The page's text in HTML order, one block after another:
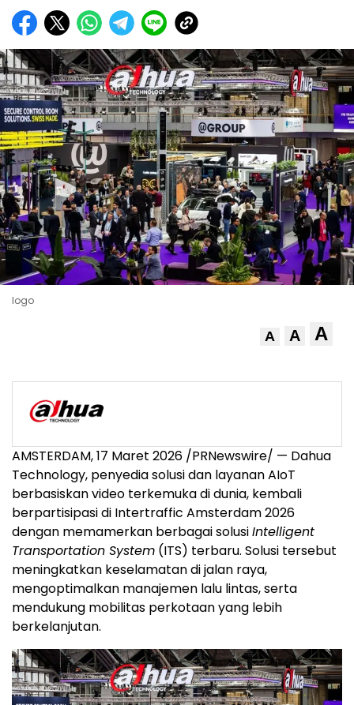
logo
A A A
AMSTERDAM, 17 Maret 2026 /PRNewswire/ — Dahua
Technology, penyedia solusi dan layanan AIoT
berbasiskan video terkemuka di dunia, kembali
berpartisipasi di Intertraffic Amsterdam 2026
dengan memamerkan berbagai solusiIntelligent
Transportation System (ITS) terbaru. Solusi tersebut
meningkatkan keselamatan di jalan raya,
mengoptimalkan manajemen lalu lintas, serta
mendukung mobilitas perkotaan yang lebih
berkelanjutan.